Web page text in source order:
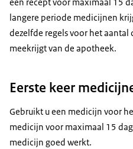
langere periode medicijnen
dezelfde regels voor het
meekrijgt van de apotheek.
Eerste keer
Gebruikt u een medicijn voor
medicijn voor maximaal 15
medicijn goed werkt.